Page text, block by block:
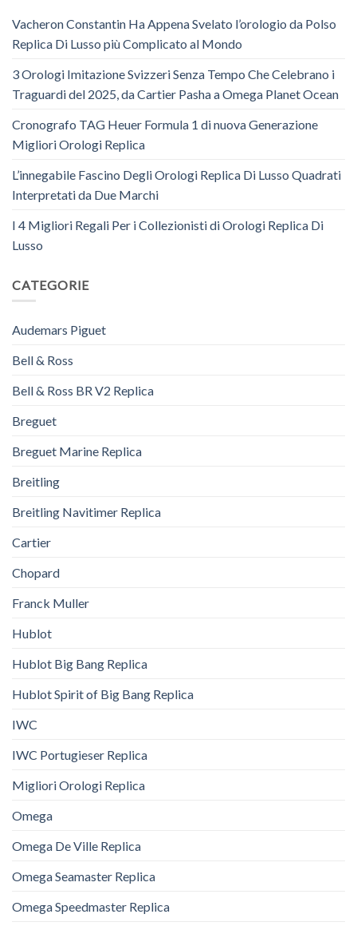
Vacheron Constantin Ha Appena Svelato l’orologio da Polso
Replica Di Lusso più Complicato al Mondo
3 Orologi Imitazione Svizzeri Senza Tempo Che Celebrano i
Traguardi del 2025, da Cartier Pasha a Omega Planet Ocean
Cronografo TAG Heuer Formula 1 di nuova Generazione
Migliori Orologi Replica
L’innegabile Fascino Degli Orologi Replica Di Lusso Quadrati
Interpretati da Due Marchi
I 4 Migliori Regali Per i Collezionisti di Orologi Replica Di
Lusso
CATEGORIE
Audemars Piguet
Bell & Ross
Bell & Ross BR V2 Replica
Breguet
Breguet Marine Replica
Breitling
Breitling Navitimer Replica
Cartier
Chopard
Franck Muller
Hublot
Hublot Big Bang Replica
Hublot Spirit of Big Bang Replica
IWC
IWC Portugieser Replica
Migliori Orologi Replica
Omega
Omega De Ville Replica
Omega Seamaster Replica
Omega Speedmaster Replica